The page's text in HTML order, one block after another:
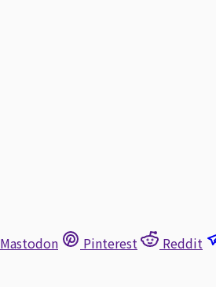
Mastodon Pinterest Reddit